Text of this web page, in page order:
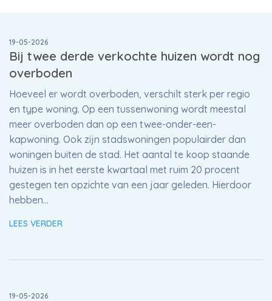
19-05-2026
Bij twee derde verkochte huizen wordt nog
overboden
Hoeveel er wordt overboden, verschilt sterk per regio
en type woning. Op een tussenwoning wordt meestal
meer overboden dan op een twee-onder-een-
kapwoning. Ook zijn stadswoningen populairder dan
woningen buiten de stad. Het aantal te koop staande
huizen is in het eerste kwartaal met ruim 20 procent
gestegen ten opzichte van een jaar geleden. Hierdoor
hebben…
LEES VERDER
19-05-2026